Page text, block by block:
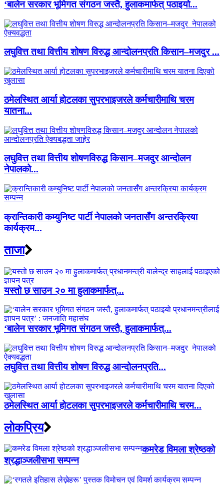
‘बालेन सरकार भूमिगत संगठन जस्तै, हुलाकमार्फत् पठाइयो...
लघुवित्त तथा वित्तीय शोषण विरुद्ध आन्दोलनप्रति किसान–मजदुर ...
ठमेलस्थित आर्या होटलका सुपरभाइजरले कर्मचारीमाथि चरम
यातना...
लघुवित्त तथा वित्तीय शोषणविरुद्ध किसान–मजदुर आन्दोलन
नेपालको...
क्रान्तिकारी कम्युनिष्ट पार्टी नेपालको जनतासँग अन्तरक्रिया
कार्यक्रम...
ताजा
यस्तो छ साउन २० मा हुलाकमार्फत्...
‘बालेन सरकार भूमिगत संगठन जस्तै, हुलाकमार्फत्...
लघुवित्त तथा वित्तीय शोषण विरुद्ध आन्दोलनप्रति...
ठमेलस्थित आर्या होटलका सुपरभाइजरले कर्मचारीमाथि चरम...
लाेकप्रिय
कमरेड विमला श्रेष्ठको
श्रद्धाञ्जलीसभा सम्पन्न